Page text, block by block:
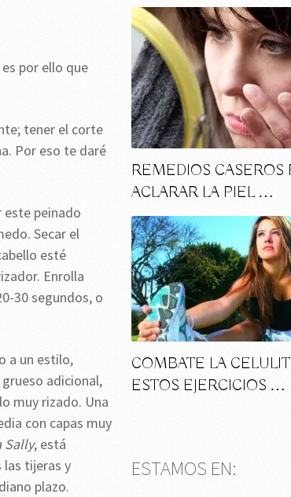
por ello que
tener el corte
Por eso te daré
peinado
Secar el
esté
Enrolla
30 segundos, o
a un estilo,
adicional,
muy rizado. Una
con capas muy
Sally, está
las tijeras y
plazo.
REMEDIOS CASEROS
ACLARAR LA PIEL …
COMBATE LA
ESTOS EJERCICIOS …
ESTAMOS EN: